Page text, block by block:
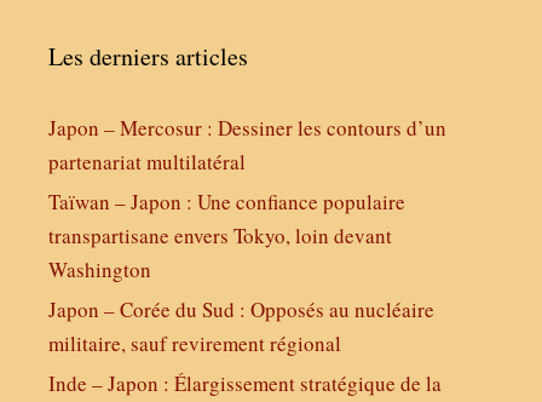
Les derniers articles
Japon – Mercosur : Dessiner les contours d’un
partenariat multilatéral
Taïwan – Japon : Une confiance populaire
transpartisane envers Tokyo, loin devant
Washington
Japon – Corée du Sud : Opposés au nucléaire
militaire, sauf revirement régional
Inde – Japon : Élargissement stratégique de la